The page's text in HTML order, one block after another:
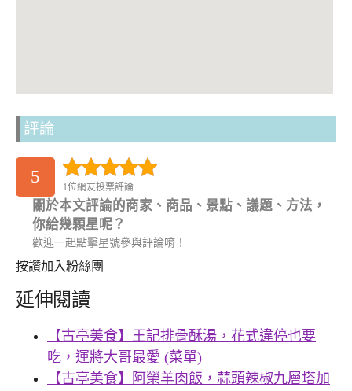
評論
5
1位網友投票評論
關於本文評論的商家、商品、景點、議題、方法，
你給幾顆星呢？
歡迎一起點擊星號參與評論唷！
按讚加入粉絲團
延伸閱讀
【古亭美食】王記排骨酥湯，花式違停也要
吃，運將大哥最愛 (菜單)
【古亭美食】阿榮羊肉飯，蒜頭辣椒九層塔加